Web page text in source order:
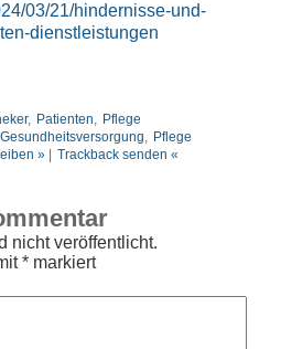
03/21/hindernisse-und-
dienstleistungen
, Patienten, Pflege
Gesundheitsversorgung, Pflege
» Trackback senden «
nicht veröffentlicht.
*markiert